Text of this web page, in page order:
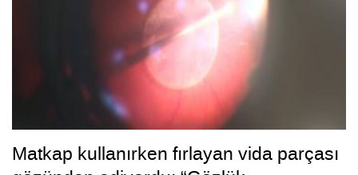
Matkap kullanırken fırlayan vida parçası